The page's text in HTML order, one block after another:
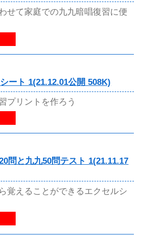
せて家庭での九九暗唱復習に便
ート 1(21.12.01公開 508K)
プリントを作ろう
問と九九50問テスト 1(21.11.17
覚えることができるエクセルシ